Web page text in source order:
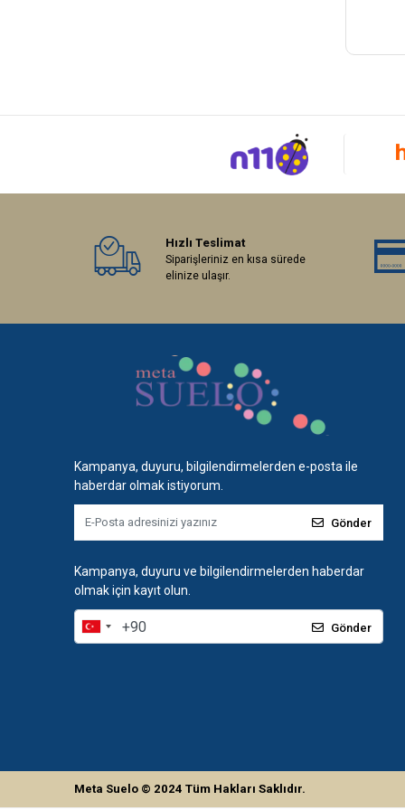
Hızlı Teslimat
Siparişleriniz en kısa sürede
elinize ulaşır.
Kampanya, duyuru, bilgilendirmelerden e-posta ile
haberdar olmak istiyorum.
Gönder
Kampanya, duyuru ve bilgilendirmelerden haberdar
olmak için kayıt olun.
Gönder
Meta Suelo © 2024 Tüm Hakları Saklıdır.